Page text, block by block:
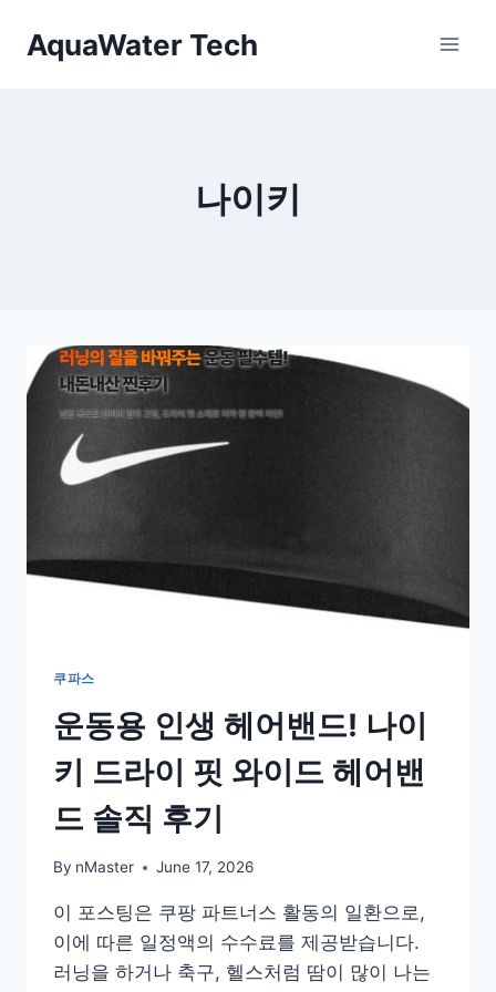
AquaWater Tech
나이키
쿠파스
운동용 인생 헤어밴드! 나이
키 드라이 핏 와이드 헤어밴
드 솔직 후기
By nMaster June 17, 2026
이 포스팅은 쿠팡 파트너스 활동의 일환으로,
이에 따른 일정액의 수수료를 제공받습니다.
러닝을 하거나 축구, 헬스처럼 땀이 많이 나는